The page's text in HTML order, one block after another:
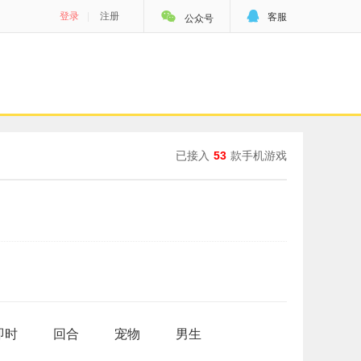
登录 注册  公众号  客服
已接入 53 款手机游戏
时 回合 宠物 男生